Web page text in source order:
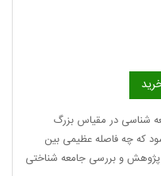
شناسی در مقیاس بزرگ
که چه فاصله عظیمی بین
پژوهش و بررسی جامعه شناختی